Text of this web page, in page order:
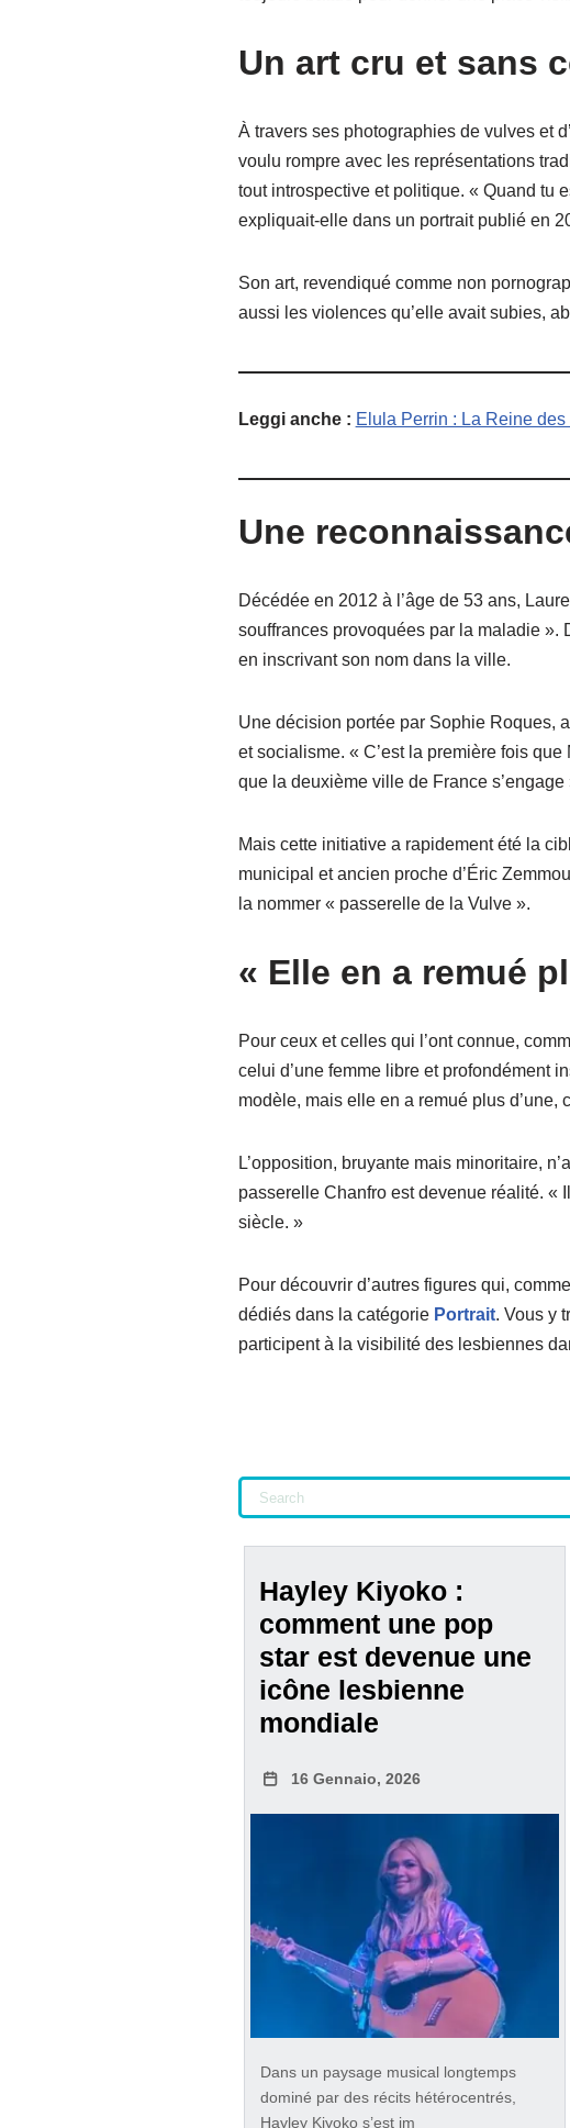
Un art cru et sans
À travers ses photographies de vulves et
voulu rompre avec les représentations
tout introspective et politique. « Quand tu
expliquait-elle dans un portrait publié en
Son art, revendiqué comme non
aussi les violences qu’elle avait subies,
Leggi anche : Elula Perrin : La Reine
Une
Décédée en 2012 à l’âge de 53 ans,
souffrances provoquées par la maladie ».
en inscrivant son nom dans la ville.
Une décision portée par Sophie Roques,
et socialisme. « C’est la première fois
que la deuxième ville de France
Mais cette initiative a rapidement été la
municipal et ancien proche d’Éric
la nommer « passerelle de la Vulve ».
« Elle en a remué
Pour ceux et celles qui l’ont connue,
celui d’une femme libre et profondément
modèle, mais elle en a remué plus d’une,
L’opposition, bruyante mais minoritaire,
passerelle Chanfro est devenue réalité. «
siècle. »
Pour découvrir d’autres figures qui,
dédiés dans la catégorie Portrait. Vous y
participent à la visibilité des lesbiennes
Hayley Kiyoko :
comment une pop
star est devenue une
icône lesbienne
mondiale
16 Gennaio, 2026
Dans un paysage musical longtemps
dominé par des récits hétérocentrés,
Hayley Kiyoko s’est im